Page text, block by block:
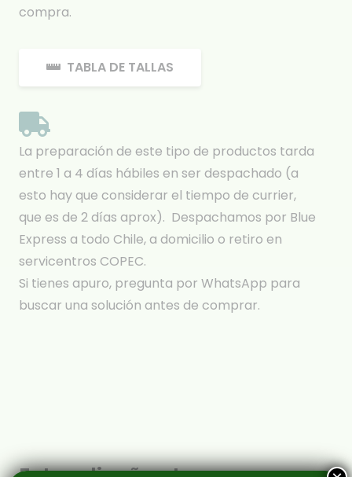
compra.
TABLA DE TALLAS
La preparación de este tipo de productos tarda
entre 1 a 4 días hábiles en ser despachado (a
esto hay que considerar el tiempo de currier,
que es de 2 días aprox). Despachamos por Blue
Express a todo Chile, a domicilio o retiro en
servicentros COPEC.
Si tienes apuro, pregunta por WhatsApp para
buscar una solución antes de comprar.